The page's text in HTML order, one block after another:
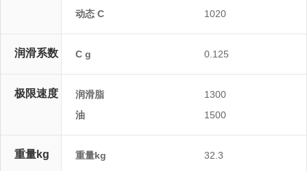
动态 C
1020
润滑系数 C g 0.125
极限速度 润滑脂
1300
油
1500
重量kg 重量kg 32.3